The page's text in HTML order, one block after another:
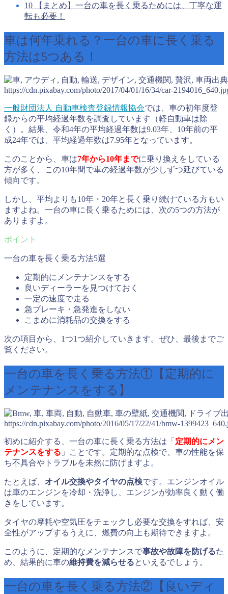
10 【まとめ】一台の車を長く乗るためには、丁寧な運
転も必要！
車は何年乗れる？一台の車に長く乗る
方法は5つある！
出
https://cdn.pixabay.com/photo/2017/04/01/16/34/car-
一般財団法人 自動車検査登録情報協会では、車の初年度登
録からの平均経過年数を調査しています（軽自動車は除
く）。結果、令和4年の平均経過年数は9.03年、10年前の平
成24年では、平均経過年数は7.95年となっています。
このことから、車は7年から10年までに乗り換えをしている
方が多く、この10年間で車の経過年数が少しずつ延びている
傾向です。
しかし、平均よりも10年・20年と長く乗り続けている方もい
ますよね。一台の車に長く乗るためには、次の5つの方法が
ありますよ。
一台の車を長く乗る方法5選
定期的にメンテナンスをする
良いディーラーを見つけておく
一定の速度で走る
急ブレーキ・急発進をしない
こまめに消耗品の交換をする
次の項目から、1つ1つ紹介していきます。ぜひ、最後までご
覧ください。
一台の車を長く乗る方法①【定期的に
メンテナンスをする】
https://cdn.pixabay.com/photo/2016/05/17/22/41/bmw-
初めに紹介する、一台の車に長く乗る方法は「 定期的にメン
テナンスをする 」ことです。定期的な点検で、車の性能を保
ち不具合やトラブルを未然に防げますよ。
たとえば、 オイル交換やタイヤの点検です。エンジンオイル
は車のエンジンを冷却・洗浄し、エンジンが効率良く動く働
きをしています。
タイヤの摩耗や空気圧をチェックし必要な交換をすれば、安
全性がアップするうえに、燃費の向上も期待できますよ。
このように、定期的なメンテナンスで事故や故障を防げるた
め、結果的に車の維持費を減らせるといえるでしょう。
一台の車を長く乗る方法②【良いディ